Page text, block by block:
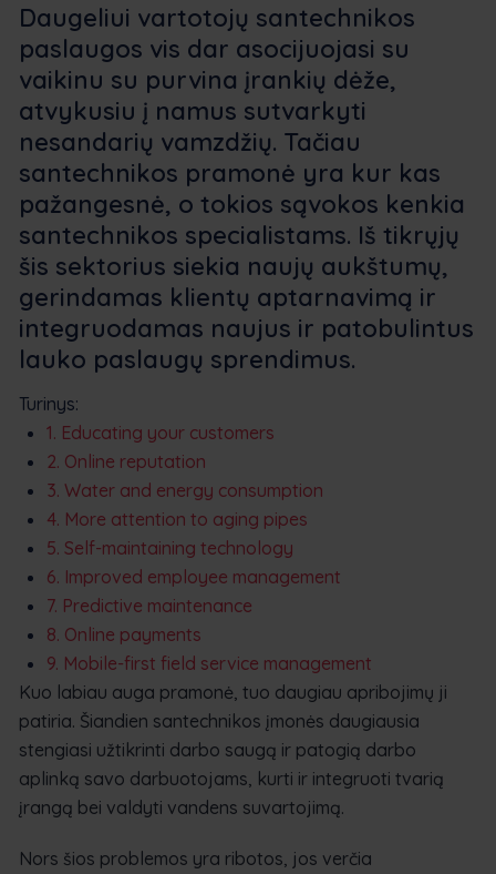
Daugeliui vartotojų santechnikos
paslaugos vis dar asocijuojasi su
vaikinu su purvina įrankių dėže,
atvykusiu į namus sutvarkyti
nesandarių vamzdžių. Tačiau
santechnikos pramonė yra kur kas
pažangesnė, o tokios sąvokos kenkia
santechnikos specialistams. Iš tikrųjų
šis sektorius siekia naujų aukštumų,
gerindamas klientų aptarnavimą ir
integruodamas naujus ir patobulintus
lauko paslaugų sprendimus.
Turinys:
1. Educating your customers
2. Online reputation
3. Water and energy consumption
4. More attention to aging pipes
5. Self-maintaining technology
6. Improved employee management
7. Predictive maintenance
8. Online payments
9. Mobile-first field service management
Kuo labiau auga pramonė, tuo daugiau apribojimų ji
patiria. Šiandien santechnikos įmonės daugiausia
stengiasi užtikrinti darbo saugą ir patogią darbo
aplinką savo darbuotojams, kurti ir integruoti tvarią
įrangą bei valdyti vandens suvartojimą.
Nors šios problemos yra ribotos, jos verčia